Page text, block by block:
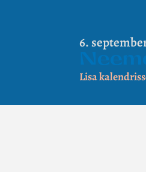
6.
Lisa